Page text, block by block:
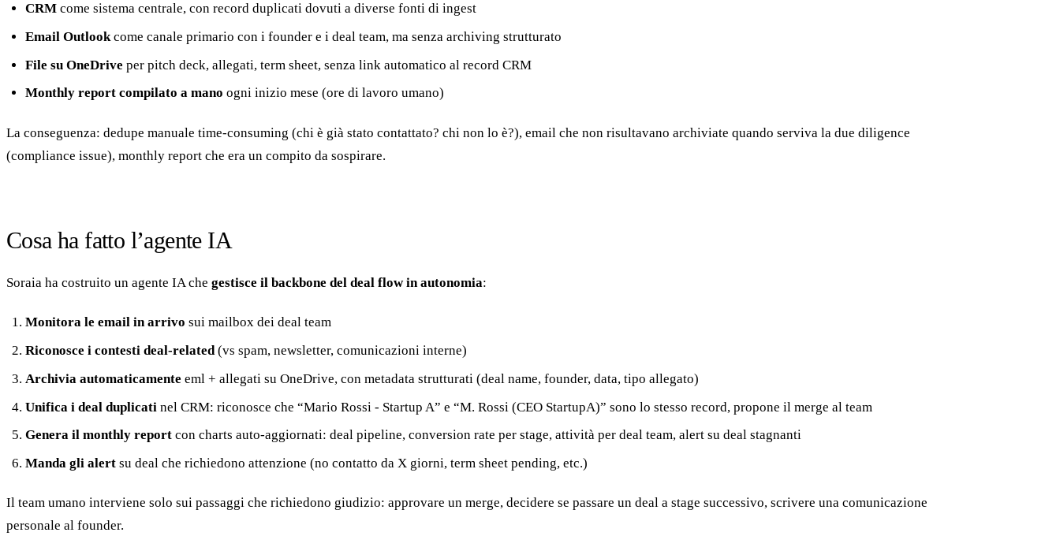
CRMcome sistema centrale, con record duplicati dovuti a diverse fonti di ingest
Email Outlookcome canale primario con i founder e i deal team, ma senza archiving strutturato
File su OneDrive per pitch deck, allegati, term sheet, senza link automatico al record CRM
Monthly report compilato a mano ogni inizio mese (ore di lavoro umano)
La conseguenza: dedupe manuale time-consuming (chi è già stato contattato? chi non lo è?), email che non risultavano archiviate quando serviva la due diligence
(compliance issue), monthly report che era un compito da sospirare.
Cosa ha fatto l’agente IA
Soraia ha costruito un agente IA che gestisce il backbone del deal flow in autonomia:
Monitora le email in arrivo sui mailbox dei deal team
Riconosce i contesti deal-related(vs spam, newsletter, comunicazioni interne)
Archivia automaticamente eml + allegati su OneDrive, con metadata strutturati (deal name, founder, data, tipo allegato)
Unifica i deal duplicati nel CRM: riconosce che “Mario Rossi - Startup A” e “M. Rossi (CEO StartupA)” sono lo stesso record, propone il merge al team
Genera il monthly reportcon charts auto-aggiornati: deal pipeline, conversion rate per stage, attività per deal team, alert su deal stagnanti
Manda gli alertsu deal che richiedono attenzione (no contatto da X giorni, term sheet pending, etc.)
Il team umano interviene solo sui passaggi che richiedono giudizio: approvare un merge, decidere se passare un deal a stage successivo, scrivere una comunicazione
personale al founder.